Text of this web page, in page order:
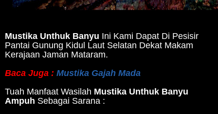
Mustika Unthuk Banyu Ini Kami Dapat Di Pesisir
Pantai Gunung Kidul Laut Selatan Dekat Makam
Kerajaan Jaman Mataram.
Baca Juga : Mustika Gajah Mada
Tuah Manfaat Wasilah Mustika Unthuk Banyu
Ampuh Sebagai Sarana :